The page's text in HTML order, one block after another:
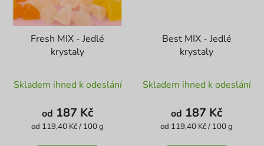
Fresh MIX - Jedlé
krystaly
hodnocení
produktu
je
Skladem ihned k odeslání
od 187 Kč
Měrná
od 119,40 Kč / 100 g
Best MIX - Jedlé
krystaly
hodnocení
produktu
je
Skladem ihned k odeslání
od 187 Kč
Měrná
od 119,40 Kč / 100 g